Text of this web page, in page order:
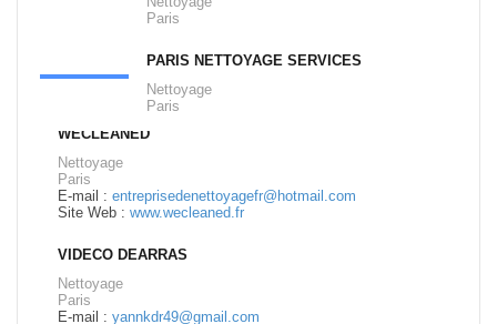
Paris
PARIS NETTOYAGE SERVICES
Nettoyage
Paris
WECLEANED
Nettoyage
Paris
E-mail : entreprisedenettoyagefr@hotmail.com
Site Web : www.wecleaned.fr
VIDECO DEARRAS
Nettoyage
Paris
E-mail : yannkdr49@gmail.com